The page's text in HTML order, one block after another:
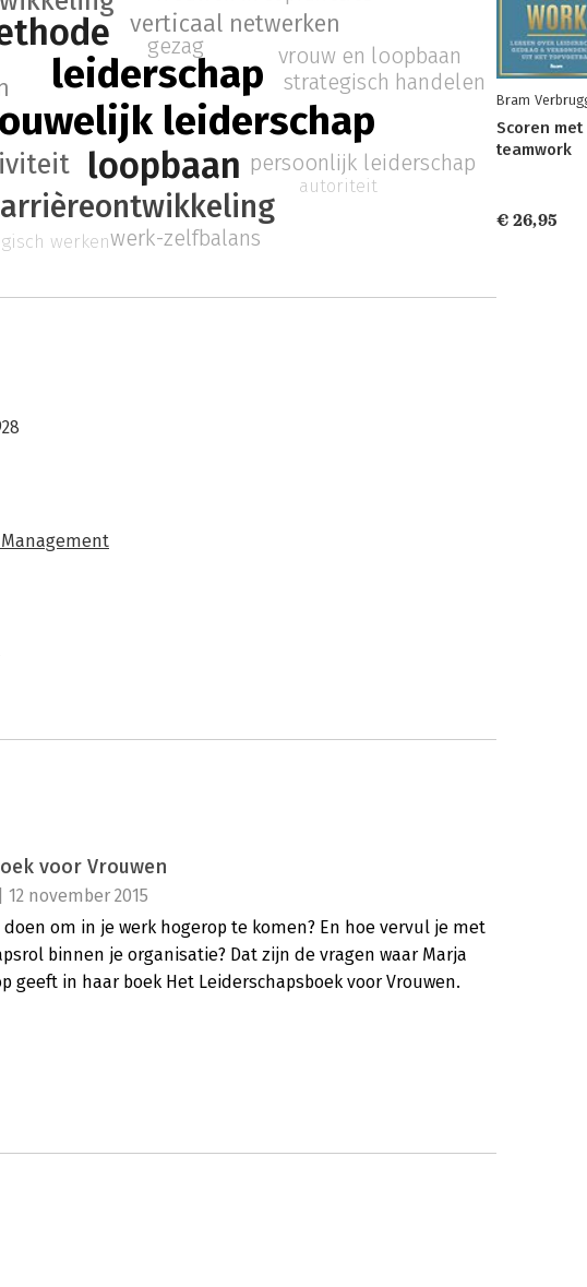
leiderschap
leiderschap
loopbaan
verticaal netwerken
vrouw en loopbaan
gezag
strategisch handelen
persoonlijk leiderschap
werk-zelfbalans
werken
autoriteit
voor Vrouwen
november 2015
om in je werk hogerop te komen? En hoe vervul je met
binnen je organisatie? Dat zijn de vragen waar Marja
geeft in haar boek Het Leiderschapsboek voor Vrouwen.
Bram
Scoren met
teamwork
€ 26,95